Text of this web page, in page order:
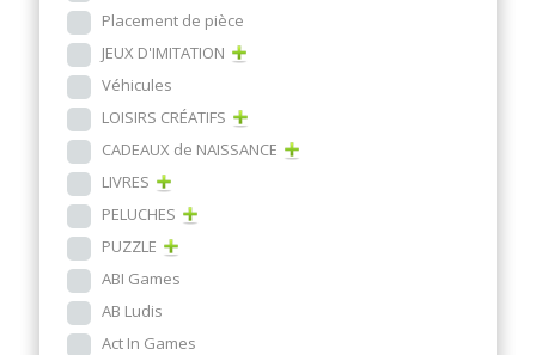
Placement de pièce
JEUX D'IMITATION
Véhicules
LOISIRS CRÉATIFS
CADEAUX de NAISSANCE
LIVRES
PELUCHES
PUZZLE
ABI Games
AB Ludis
Act In Games